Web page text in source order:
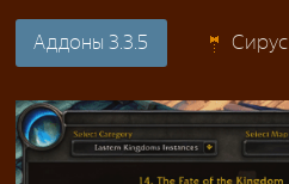
Аддоны 3.3.5 Сирус